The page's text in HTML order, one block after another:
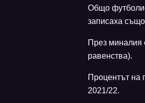
Общо
записаха
През миналия
равенства).
Процентът на
2021/22.